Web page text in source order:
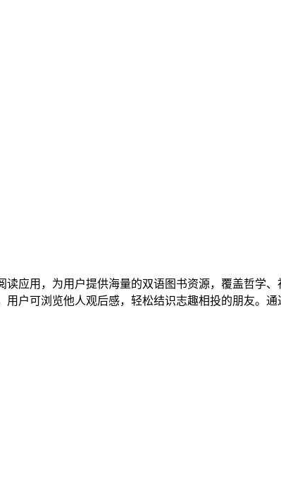
读应用，为用户提供海量的双语图书资源，覆盖哲学
户可浏览他人观后感，轻松结识志趣相投的朋友。